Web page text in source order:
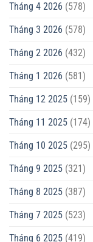
Tháng 4 2026 (578)
Tháng 3 2026 (578)
Tháng 2 2026 (432)
Tháng 1 2026 (581)
Tháng 12 2025 (159)
Tháng 11 2025 (174)
Tháng 10 2025 (295)
Tháng 9 2025 (321)
Tháng 8 2025 (387)
Tháng 7 2025 (523)
Tháng 6 2025 (419)